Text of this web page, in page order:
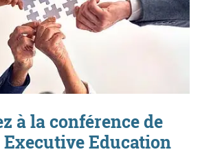
à la conférence de
Education